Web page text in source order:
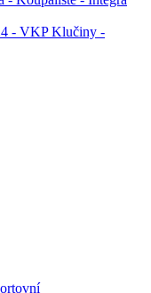
- VKP Klučiny -